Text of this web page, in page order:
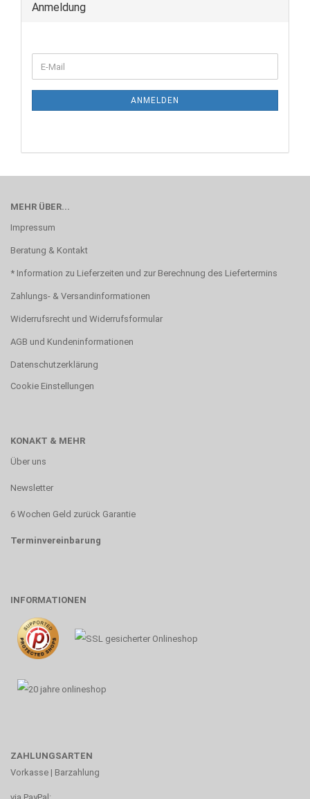
Anmeldung
ZUR
E-
Mail
ANMELDEN
MEHR ÜBER...
Impressum
Beratung & Kontakt
* Information zu Lieferzeiten und zur Berechnung des Liefertermins
Zahlungs- & Versandinformationen
Widerrufsrecht und Widerrufsformular
AGB und Kundeninformationen
Datenschutzerklärung
Cookie Einstellungen
KONAKT & MEHR
Über uns
Newsletter
6 Wochen Geld zurück Garantie
Terminvereinbarung
INFORMATIONEN
ZAHLUNGSARTEN
Vorkasse | Barzahlung